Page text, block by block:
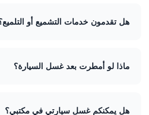
وحماية الطلاء من الملوثات البيئية.
هل تقدمون خدمات التشميع أو
معالجات الشمع والتلميع، لتوفير لمعان
لسيارتك.
ماذا لو أمطرت بعد غسل السيارة؟
هل يمكنكم غسل سيارتي في مكتبي؟